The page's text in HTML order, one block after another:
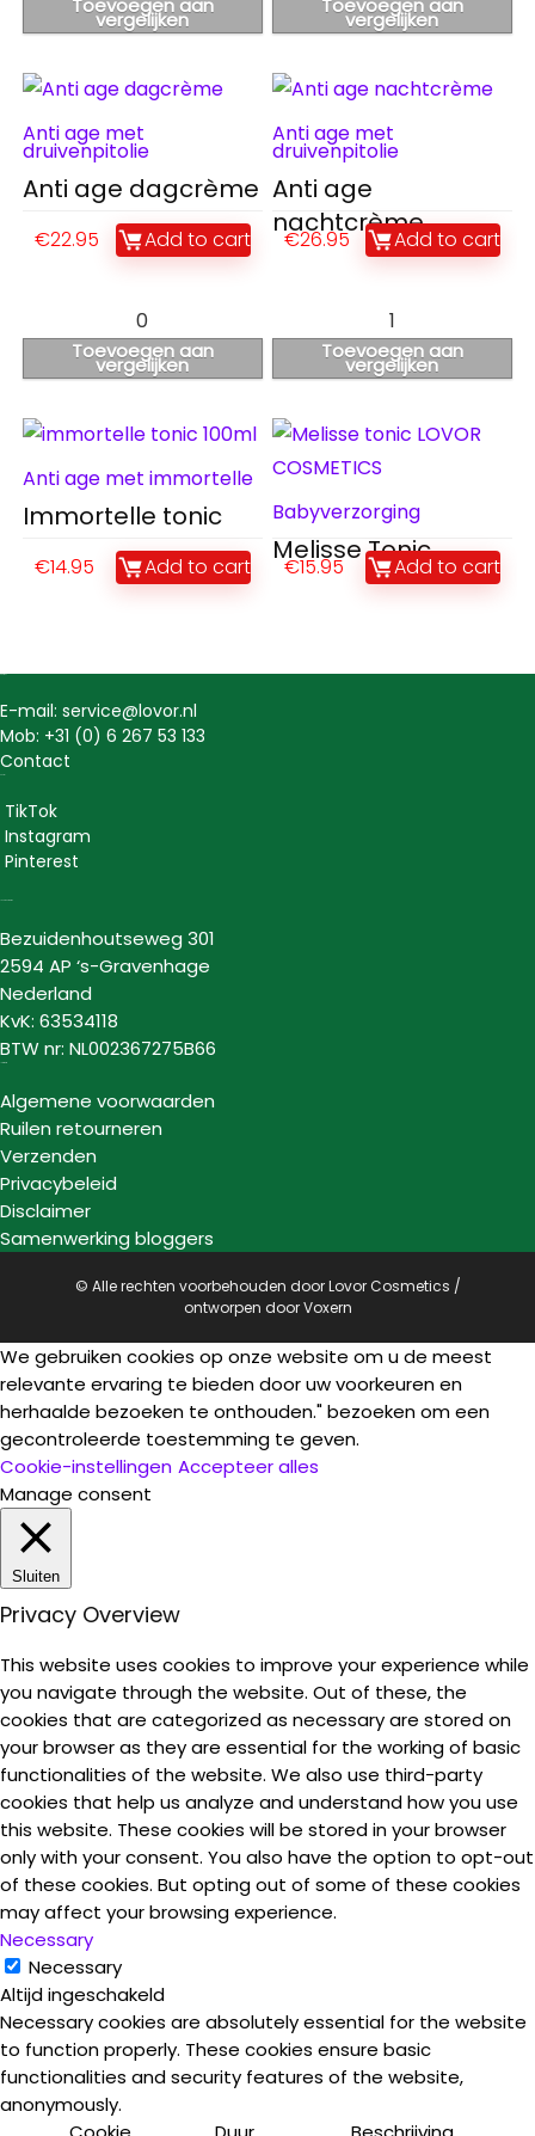
Toevoegen aan
vergelijken
Anti age met
druivenpitolie
Anti age dagcrème
€22.95 Add to cart
Toevoegen aan
vergelijken
Anti age met
druivenpitolie
Anti age
nachtcrème
€26.95 Add to cart
0
Toevoegen aan
vergelijken
Anti age met immortelle
Immortelle tonic
€14.95 Add to cart
1
Toevoegen aan
vergelijken
Babyverzorging
Melisse Tonic
€15.95 Add to cart
E-mail: service@lovor.nl
Mob: +31 (0) 6 267 53 133
Contact
TikTok
Instagram
Pinterest
Bezuidenhoutseweg 301
2594 AP ‘s-Gravenhage
Nederland
KvK: 63534118
BTW nr: NL002367275B66
Algemene voorwaarden
Ruilen retourneren
Verzenden
Privacybeleid
Disclaimer
Samenwerking bloggers
© Alle rechten voorbehouden door Lovor Cosmetics /
ontworpen doorVoxern
We gebruiken cookies op onze website om u de meest
relevante ervaring te bieden door uw voorkeuren en
herhaalde bezoeken te onthouden." bezoeken om een
gecontroleerde toestemming te geven.
Cookie-instellingen Accepteer alles
Manage consent
Sluiten
Privacy Overview
This website uses cookies to improve your experience while
you navigate through the website. Out of these, the
cookies that are categorized as necessary are stored on
your browser as they are essential for the working of basic
functionalities of the website. We also use third-party
cookies that help us analyze and understand how you use
this website. These cookies will be stored in your browser
only with your consent. You also have the option to opt-out
of these cookies. But opting out of some of these cookies
may affect your browsing experience.
Necessary
Necessary
Altijd ingeschakeld
Necessary cookies are absolutely essential for the website
to function properly. These cookies ensure basic
functionalities and security features of the website,
anonymously.